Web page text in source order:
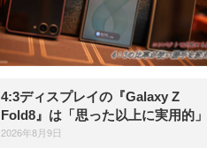
4:3ディスプレイの『Galaxy Z
Fold8』は「思った以上に実用的」
2026年8月9日